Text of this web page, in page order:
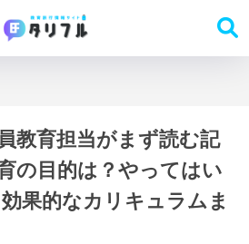
教育担当がまず読む記
の目的は？やってはい
果的なカリキュラムま